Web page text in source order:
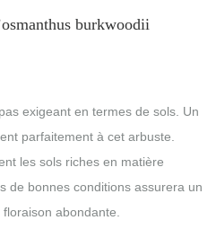
burkwoodii
exigeant en termes de sols. Un
parfaitement à cet arbuste.
les sols riches en matière
de bonnes conditions assurera un
abondante.